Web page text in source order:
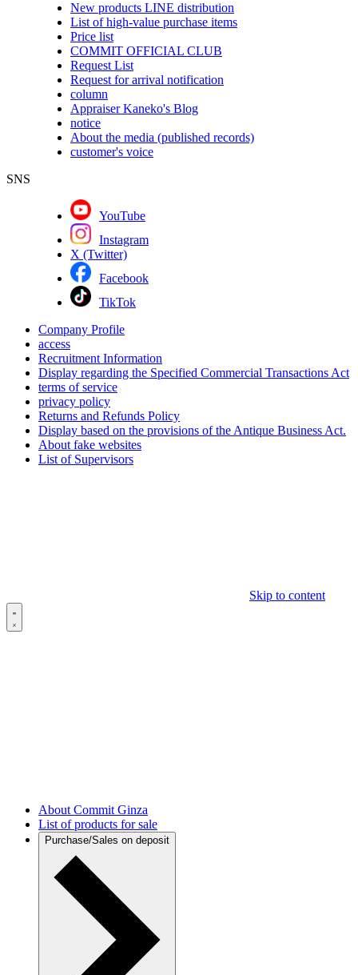
New products LINE distribution
List of high-value purchase items
Price list
COMMIT OFFICIAL CLUB
Request List
Request for arrival notification
column
Appraiser Kaneko's Blog
notice
About the media (published records)
customer's voice
SNS
YouTube
Instagram
X (Twitter)
Facebook
TikTok
Company Profile
access
Recruitment Information
Display regarding the Specified Commercial Transactions Act
terms of service
privacy policy
Returns and Refunds Policy
Display based on the provisions of the Antique Business Act.
About fake websites
List of Supervisors
Skip to content
About Commit Ginza
List of products for sale
Purchase/Sales on deposit